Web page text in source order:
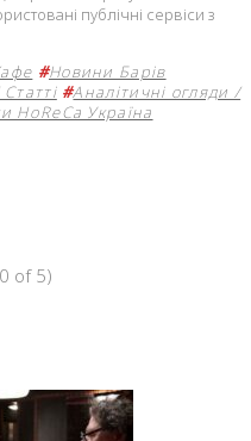
публічні сервіси з
#Новини Барів
#Аналітичні огляди /
HoReCa Україна
0 of 5)